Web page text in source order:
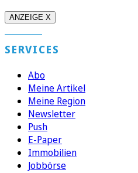
ANZEIGE X
SERVICES
Abo
Meine Artikel
Meine Region
Newsletter
Push
E-Paper
Immobilien
Jobbörse